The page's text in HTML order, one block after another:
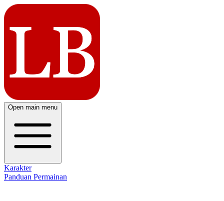
Open main menu
Karakter
Panduan Permainan